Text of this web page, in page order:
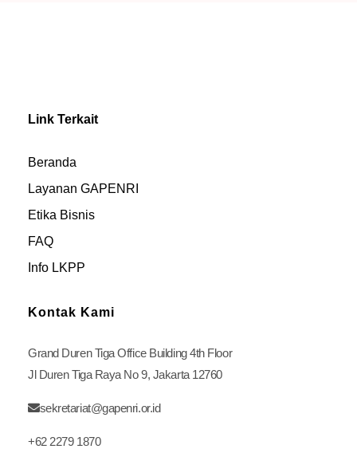
Link Terkait
Beranda
Layanan GAPENRI
Etika Bisnis
FAQ
Info LKPP
Kontak Kami
Grand Duren Tiga Office Building 4th Floor
Jl Duren Tiga Raya No 9, Jakarta 12760
sekretariat@gapenri.or.id
+62 2279 1870